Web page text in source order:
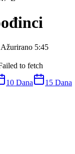
Ažurirano 5:45
to fetch
10 Dana 15 Dana